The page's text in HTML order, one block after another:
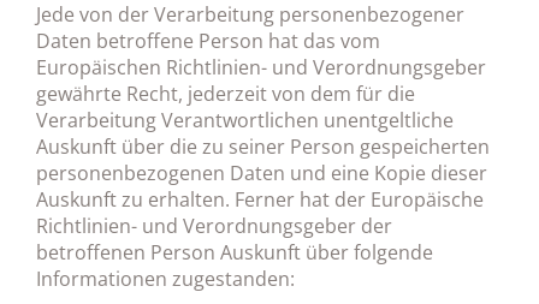
Jede von der Verarbeitung personenbezogener
Daten betroffene Person hat das vom
Europäischen Richtlinien- und Verordnungsgeber
gewährte Recht, jederzeit von dem für die
Verarbeitung Verantwortlichen unentgeltliche
Auskunft über die zu seiner Person gespeicherten
personenbezogenen Daten und eine Kopie dieser
Auskunft zu erhalten. Ferner hat der Europäische
Richtlinien- und Verordnungsgeber der
betroffenen Person Auskunft über folgende
Informationen zugestanden: